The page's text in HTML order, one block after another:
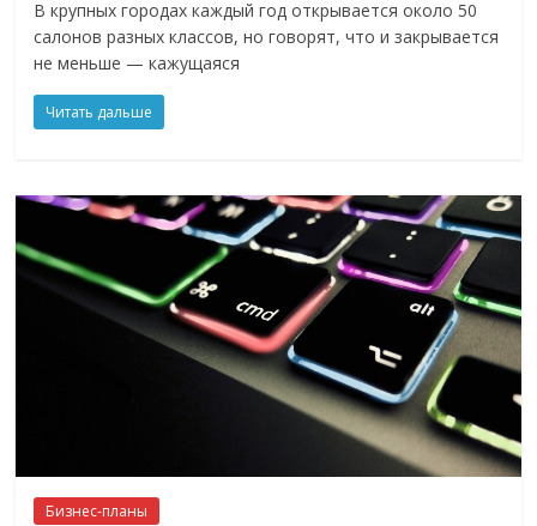
В крупных городах каждый год открывается около 50
салонов разных классов, но говорят, что и закрывается
не меньше — кажущаяся
Читать дальше
Бизнес-планы